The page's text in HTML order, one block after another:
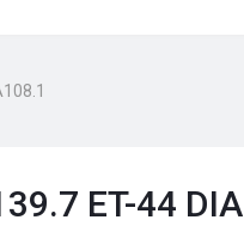
ET-44